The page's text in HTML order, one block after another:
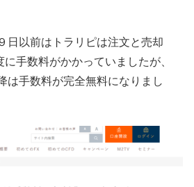
日以前はトラリピは注文と売却
に手数料がかかっていましたが、
は手数料が完全無料になりまし